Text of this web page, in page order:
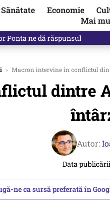
Sănătate Economie
Mai
Ponta ne dă răspunsul
› Macron intervine în conflictul
dintre
Autor:
Data
ne ca sursă preferată în